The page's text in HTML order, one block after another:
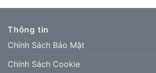
Thông tin
Chính Sách Bảo Mật
Chính Sách Cookie